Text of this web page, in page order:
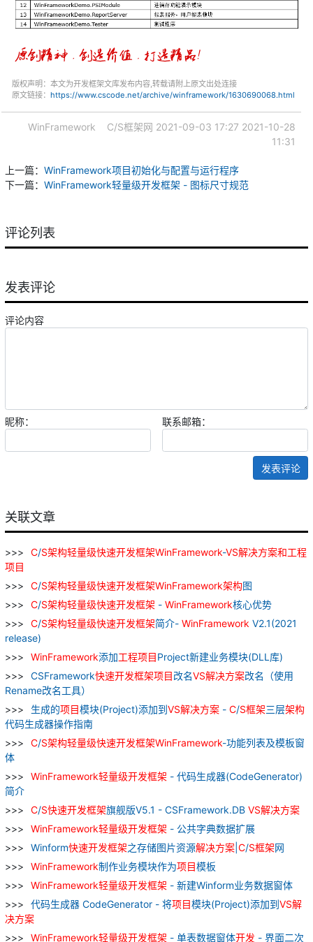
版权声明：本文为开发框架文库发布内容,转载请附上原文出处连接
原文链接： https://www.cscode.net/archive/winframework/1630690068.html
WinFramework C/S框架网 2021-09-03 17:27 2021-10-28
11:31
上一篇： WinFramework项目初始化与配置与运行程序
下一篇： WinFramework轻量级开发框架 - 图标尺寸规范
评论列表
发表评论
评论内容
昵称： 联系邮箱：
发表评论
关联文章
C/S架构轻量级快速开发框架WinFramework-VS解决方案和工程
项目
C/S架构轻量级快速开发框架WinFramework架构图
C/S架构轻量级快速开发框架 - WinFramework核心优势
C/S架构轻量级快速开发框架简介- WinFramework V2.1(2021
release)
WinFramework添加工程项目Project新建业务模块(DLL库)
CSFramework快速开发框架项目改名VS解决方案改名（使用
Rename改名工具）
生成的项目模块(Project)添加到VS解决方案 - C/S框架三层架构
代码生成器操作指南
C/S架构轻量级快速开发框架WinFramework-功能列表及模板窗
体
WinFramework轻量级开发框架 - 代码生成器(CodeGenerator)
简介
C/S快速开发框架旗舰版V5.1 - CSFramework.DB VS解决方案
WinFramework轻量级开发框架 - 公共字典数据扩展
Winform快速开发框架之存储图片资源解决方案 C/S框架网
WinFramework制作业务模块作为项目模板
WinFramework轻量级开发框架 - 新建Winform业务数据窗体
代码生成器 CodeGenerator - 将项目模块(Project)添加到VS解
决方案
WinFramework轻量级开发框架 - 单表数据窗体开发 - 界面二次